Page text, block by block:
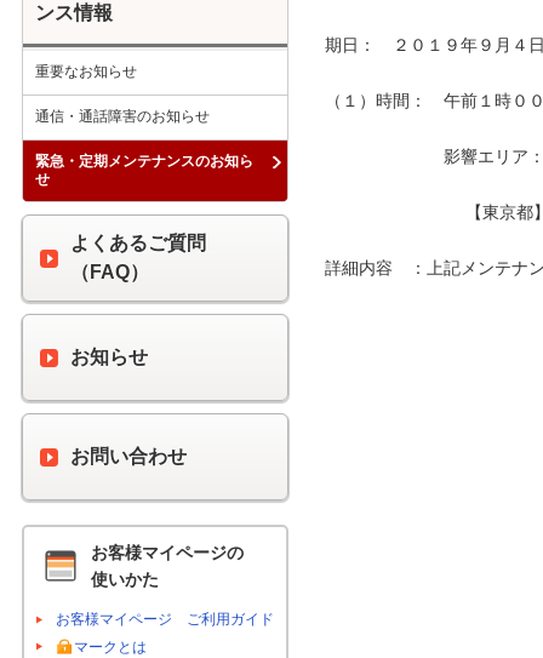
期日：　２０１９年９月４
（１）時間：　午前１時０
影響エリア：　下記
【東京都】　足
詳細内容　：上記メンテナ
ンス情報
重要なお知らせ
通信・通話障害のお知らせ
緊急・定期メンテナンスのお知ら
せ
よくあるご質問
（FAQ）
お知らせ
お問い合わせ
お客様マイページの
使いかた
お客様マイページ ご利用ガイド
マークとは